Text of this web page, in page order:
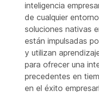
inteligencia
de cualquier
soluciones nativas
están impulsadas
y utilizan
para ofrecer una
precedentes en
en el éxito